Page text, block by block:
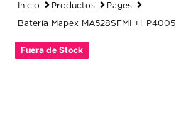
Inicio Productos Pages
Batería Mapex MA528SFMI +HP4005
Fuera de Stock